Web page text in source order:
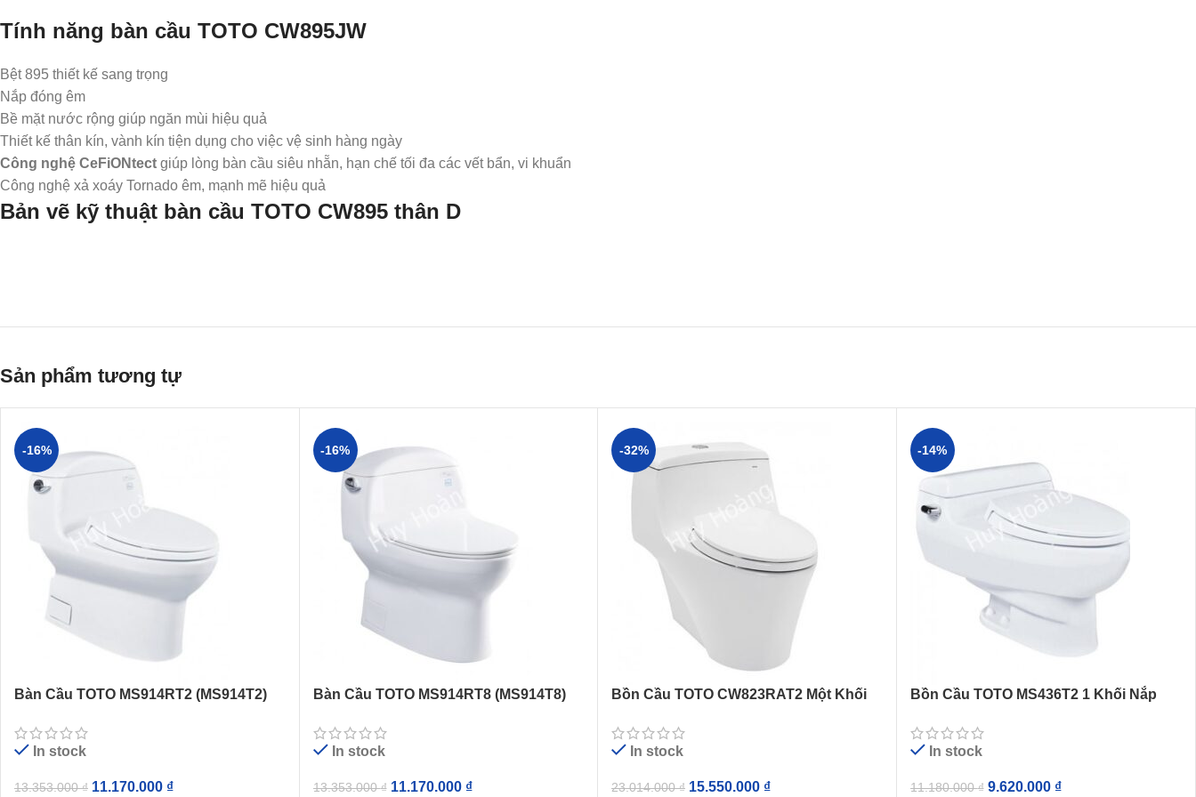
Tính năng bàn cầu TOTO CW895JW
Bệt 895 thiết kế sang trọng
Nắp đóng êm
Bề mặt nước rộng giúp ngăn mùi hiệu quả
Thiết kế thân kín, vành kín tiện dụng cho việc vệ sinh hàng ngày
Công nghệ CeFiONtect giúp lòng bàn cầu siêu nhẵn, hạn chế tối đa các vết bẩn, vi khuẩn
Công nghệ xả xoáy Tornado êm, mạnh mẽ hiệu quả
Bản vẽ kỹ thuật bàn cầu TOTO CW895 thân D
Sản phẩm tương tự
-16%
Bàn Cầu TOTO MS914RT2 (MS914T2)
In stock
13.353.000₫ 11.170.000 ₫
-16%
Bàn Cầu TOTO MS914RT8 (MS914T8)
In stock
13.353.000₫ 11.170.000 ₫
-32%
Bồn Cầu TOTO CW823RAT2 Một Khối
In stock
23.014.000₫ 15.550.000 ₫
-14%
Bồn Cầu TOTO MS436T2 1 Khối Nắp
In stock
11.180.000₫ 9.620.000 ₫